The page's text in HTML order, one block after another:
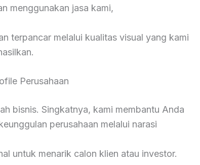
menggunakan jasa kami,
terpancar melalui kualitas visual yang kami
Perusahaan
bisnis. Singkatnya, kami membantu Anda
perusahaan melalui narasi
untuk menarik calon klien atau investor.